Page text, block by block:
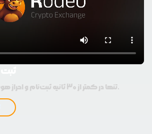
تنها در کمتر از 30 ثانیه ثبت‌نام و احراز هویت خود را تکمیل کنید.